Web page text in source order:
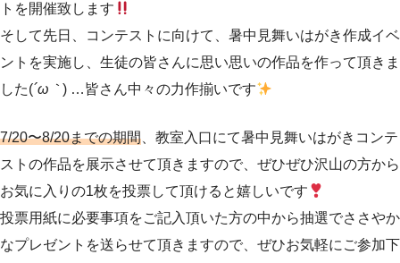
トを開催致します
そして先日、コンテストに向けて、暑中見舞いはがき作成イベ
ントを実施し、生徒の皆さんに思い思いの作品を作って頂きま
した(´ω｀ ) …皆さん中々の力作揃いです
7/20〜8/20までの期間 、教室入口にて暑中見舞いはがきコンテ
ストの作品を展示させて頂きますので、ぜひぜひ沢山の方から
お気に入りの1枚を投票して頂けると嬉しいです
投票用紙に必要事項をご記入頂いた方の中から抽選でささやか
なプレゼントを送らせて頂きますので、ぜひお気軽にご参加下